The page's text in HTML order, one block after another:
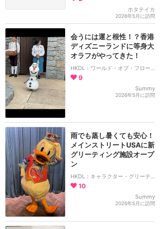
ホタテイカ
2026年5月に訪問
会うには運と根性！？香港
ディズニーランドに等身大
オラフがやってきた！
HKDL：ワールド・オブ・フローズン
9
Summy
2026年5月に訪問
雨でも蒸し暑くても安心！
メインストリートUSAに新
グリーティング施設オープ
ン
HKDL：キャラクター・グリーティング
10
Summy
2026年5月に訪問